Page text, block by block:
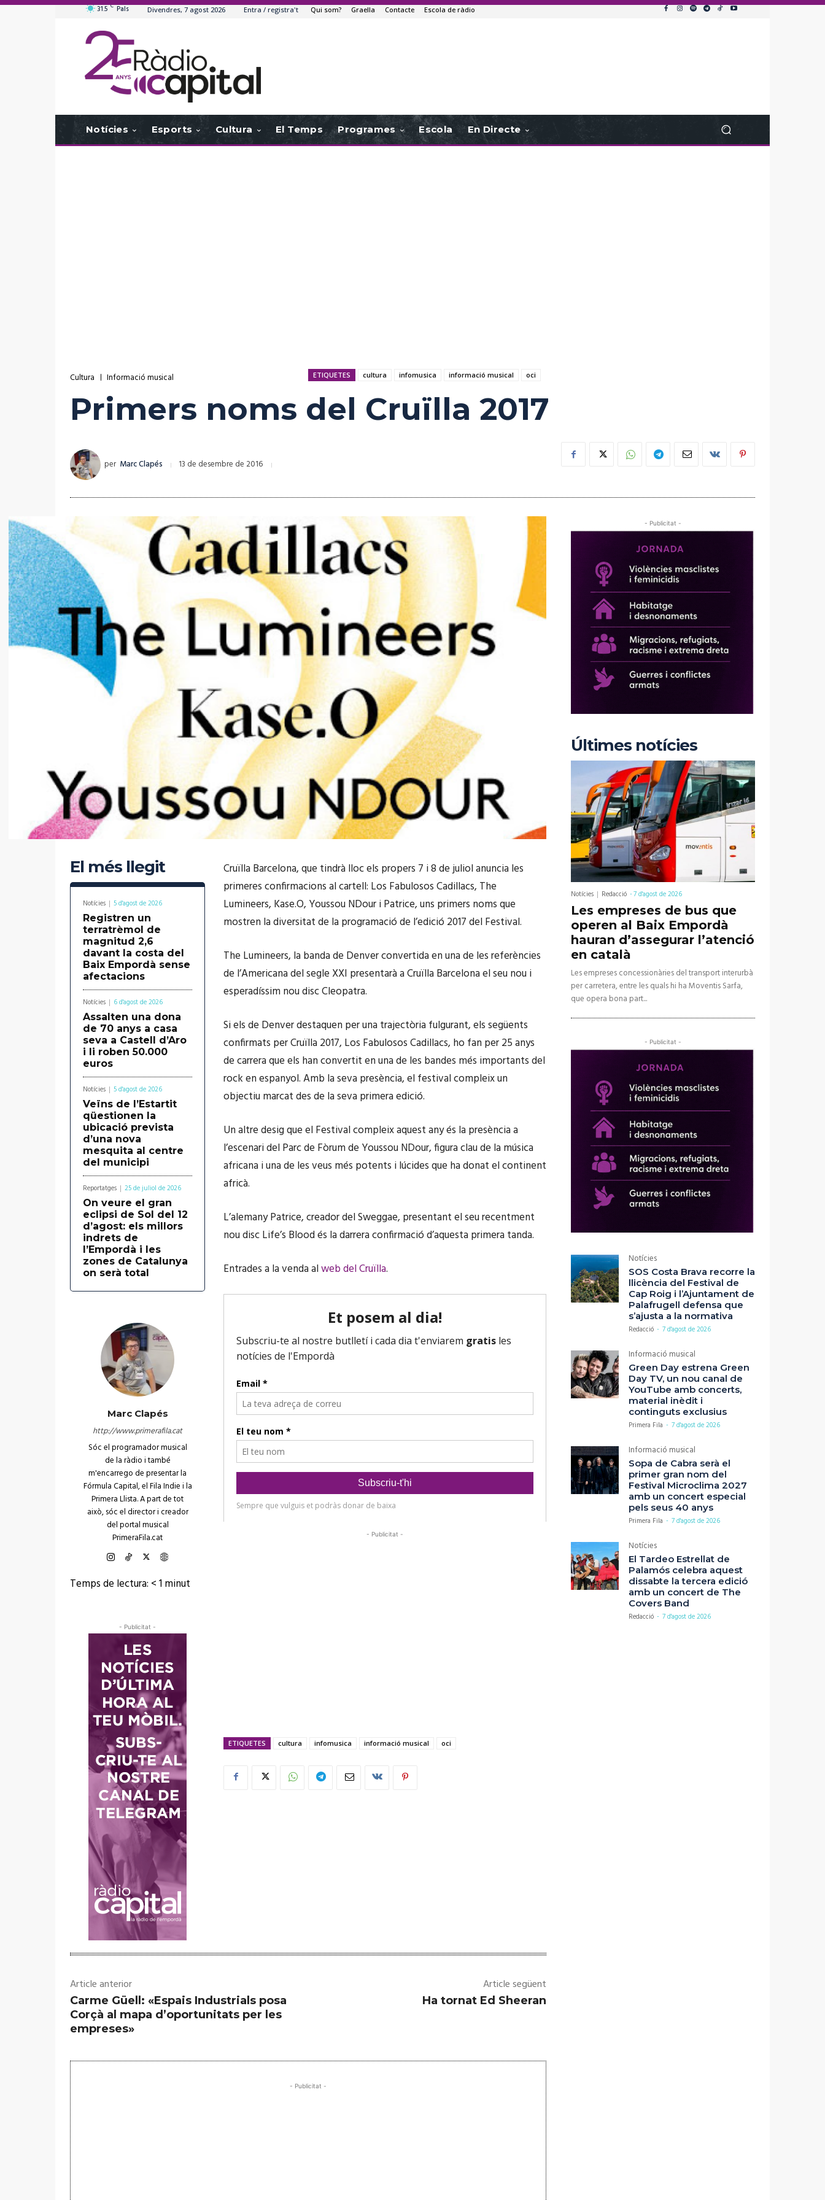
31.5 C Pals Divendres, 7 agost 2026 Entra / registra't Qui som? Graella Contacte Escola de ràdio
Notícies Esports Cultura El Temps Programes Escola En Directe
Cultura Informació musical ETIQUETES cultura infomusica informació musical oci
Primers noms del Cruïlla 2017
per Marc Clapés 13 de desembre de 2016
El més llegit
Notícies 5 d'agost de 2026
Registren un
terratrèmol de
magnitud 2,6
davant la costa del
Baix Empordà sense
afectacions
Notícies 6 d'agost de 2026
Assalten una dona
de 70 anys a casa
seva a Castell d’Aro
i li roben 50.000
euros
Notícies 5 d'agost de 2026
Veïns de l’Estartit
qüestionen la
ubicació prevista
d’una nova
mesquita al centre
del municipi
Reportatges 25 de juliol de 2026
On veure el gran
eclipsi de Sol del 12
d’agost: els millors
indrets de
l’Empordà i les
zones de Catalunya
on serà total
Marc Clapés
http://www.primerafila.cat
Sóc el programador musical
de la ràdio i també
m'encarrego de presentar la
Fórmula Capital, el Fila Indie i la
Primera Llista. A part de tot
això, sóc el director i creador
del portal musical
PrimeraFila.cat
Temps de lectura: < 1minut
- Publicitat -
Cruïlla Barcelona, que tindrà lloc els propers 7 i 8 de juliol anuncia les
primeres confirmacions al cartell: Los Fabulosos Cadillacs, The
Lumineers, Kase.O, Youssou NDour i Patrice, uns primers noms que
mostren la diversitat de la programació de l’edició 2017 del Festival.
The Lumineers, la banda de Denver convertida en una de les referències
de l’Americana del segle XXI presentarà a Cruïlla Barcelona el seu nou i
esperadíssim nou disc Cleopatra.
Si els de Denver destaquen per una trajectòria fulgurant, els següents
confirmats per Cruïlla 2017, Los Fabulosos Cadillacs, ho fan per 25 anys
de carrera que els han convertit en una de les bandes més importants del
rock en espanyol. Amb la seva presència, el festival compleix un
objectiu marcat des de la seva primera edició.
Un altre desig que el Festival compleix aquest any és la presència a
l’escenari del Parc de Fòrum de Youssou NDour, figura clau de la música
africana i una de les veus més potents i lúcides que ha donat el continent
africà.
L’alemany Patrice, creador del Sweggae, presentant el seu recentment
nou disc Life’s Blood és la darrera confirmació d’aquesta primera tanda.
Entrades a la venda alweb del Cruïlla.
- Publicitat -
ETIQUETES cultura infomusica informació musical oci
Article anterior
Carme Güell: «Espais Industrials posa
Corçà al mapa d’oportunitats per les
empreses»
Article següent
Ha tornat Ed Sheeran
- Publicitat -
- Publicitat -
Últimes notícies
Notícies Redacció -7 d'agost de 2026
Les empreses de bus que
operen al Baix Empordà
hauran d’assegurar l’atenció
en català
Les empreses concessionàries del transport interurbà
per carretera, entre les quals hi ha Moventis Sarfa,
que opera bona part...
- Publicitat -
Notícies
SOS Costa Brava recorre la
llicència del Festival de
Cap Roig i l’Ajuntament de
Palafrugell defensa que
s’ajusta a la normativa
Redacció - 7 d'agost de 2026
Informació musical
Green Day estrena Green
Day TV, un nou canal de
YouTube amb concerts,
material inèdit i
continguts exclusius
Primera Fila - 7 d'agost de 2026
Informació musical
Sopa de Cabra serà el
primer gran nom del
Festival Microclima 2027
amb un concert especial
pels seus 40 anys
Primera Fila - 7 d'agost de 2026
Notícies
El Tardeo Estrellat de
Palamós celebra aquest
dissabte la tercera edició
amb un concert de The
Covers Band
Redacció - 7 d'agost de 2026